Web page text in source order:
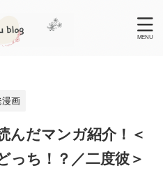
漫画
んだマンガ紹介！＜
っち！？／二度彼＞